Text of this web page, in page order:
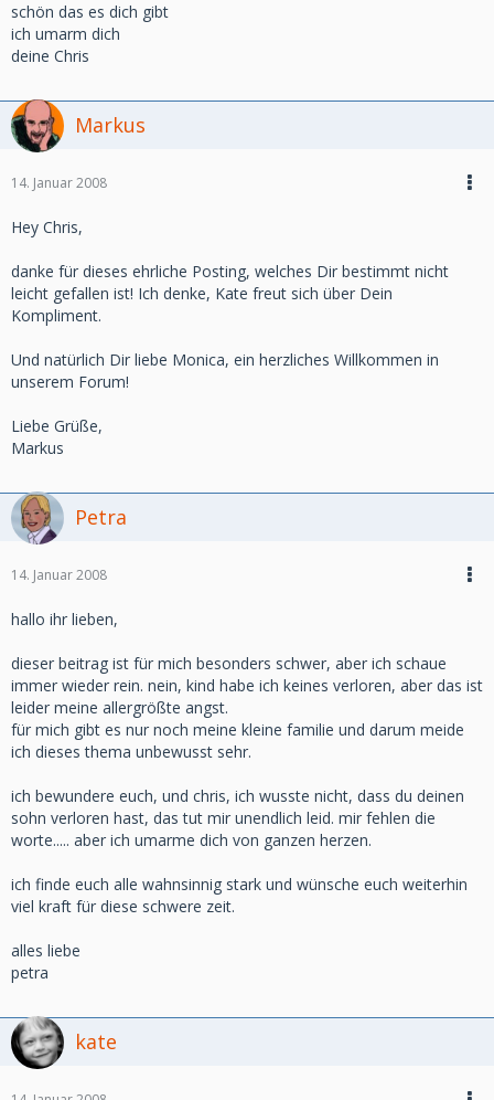
schön das es dich gibt
ich umarm dich
deine Chris
Markus
14. Januar 2008
Hey Chris,
danke für dieses ehrliche Posting, welches Dir bestimmt nicht
leicht gefallen ist! Ich denke, Kate freut sich über Dein
Kompliment.
Und natürlich Dir liebe Monica, ein herzliches Willkommen in
unserem Forum!
Liebe Grüße,
Markus
Petra
14. Januar 2008
hallo ihr lieben,
dieser beitrag ist für mich besonders schwer, aber ich schaue
immer wieder rein. nein, kind habe ich keines verloren, aber das ist
leider meine allergrößte angst.
für mich gibt es nur noch meine kleine familie und darum meide
ich dieses thema unbewusst sehr.
ich bewundere euch, und chris, ich wusste nicht, dass du deinen
sohn verloren hast, das tut mir unendlich leid. mir fehlen die
worte..... aber ich umarme dich von ganzen herzen.
ich finde euch alle wahnsinnig stark und wünsche euch weiterhin
viel kraft für diese schwere zeit.
alles liebe
petra
kate